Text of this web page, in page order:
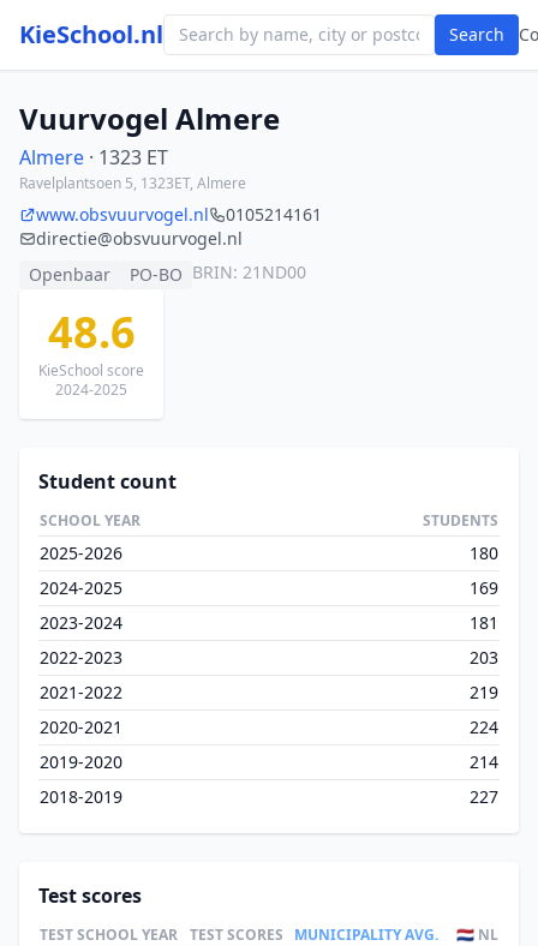
KieSchool.nl Search
Vuurvogel Almere
Almere · 1323 ET
Ravelplantsoen 5, 1323ET, Almere
www.obsvuurvogel.nl
0105214161
directie@obsvuurvogel.nl
Openbaar
PO-BO BRIN: 21ND00
48.6
KieSchool score
2024-2025
Student count
SCHOOL YEAR STUDENTS
2025-2026
180
2024-2025
169
2023-2024
181
2022-2023
203
2021-2022
219
2020-2021
224
2019-2020
214
2018-2019
227
Test scores
TESTSCHOOL YEAR TEST SCORES MUNICIPALITY AVG. 🇳🇱 NL